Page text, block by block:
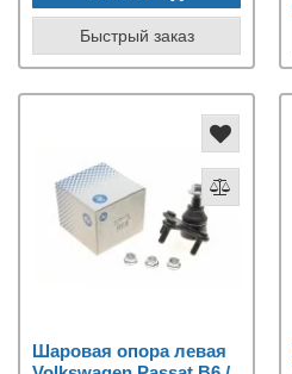
Быстрый заказ
Шаровая опора левая